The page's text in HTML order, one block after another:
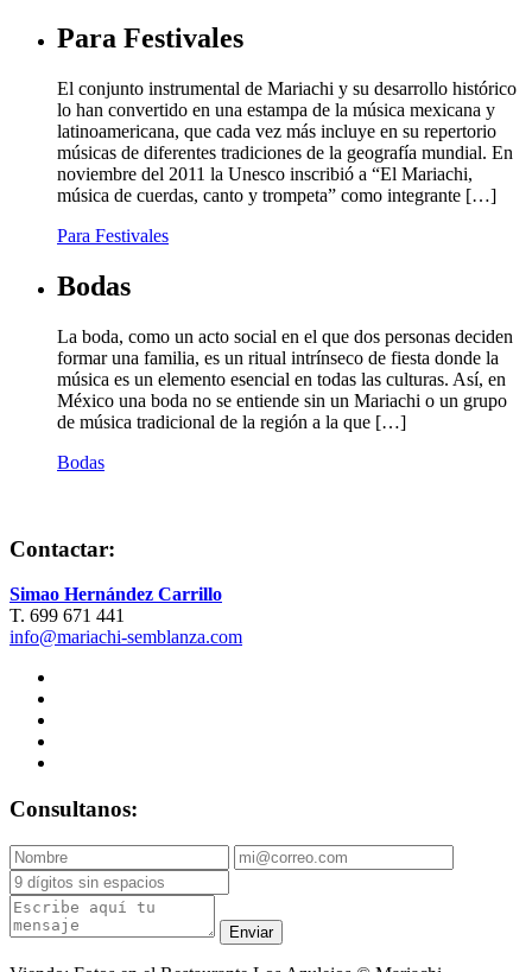
Para Festivales
El conjunto instrumental de Mariachi y su desarrollo histórico
lo han convertido en una estampa de la música mexicana y
latinoamericana, que cada vez más incluye en su repertorio
músicas de diferentes tradiciones de la geografía mundial. En
noviembre del 2011 la Unesco inscribió a “El Mariachi,
música de cuerdas, canto y trompeta” como integrante […]
Para Festivales
Bodas
La boda, como un acto social en el que dos personas deciden
formar una familia, es un ritual intrínseco de fiesta donde la
música es un elemento esencial en todas las culturas. Así, en
México una boda no se entiende sin un Mariachi o un grupo
de música tradicional de la región a la que […]
Bodas
Contactar:
Simao Hernández Carrillo
T. 699 671 441
info@mariachi-semblanza.com
Consultanos:
Enviar